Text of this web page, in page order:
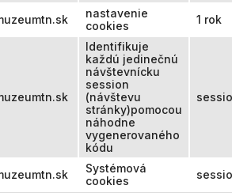
nastavenie
cookies
1 rok
Identifikuje
každú jedinečnú
návštevnícku
session
(návštevu
stránky)pomocou
náhodne
vygenerovaného
kódu
Systémová
cookies